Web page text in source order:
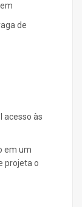
de
acesso às
em um
projeta o